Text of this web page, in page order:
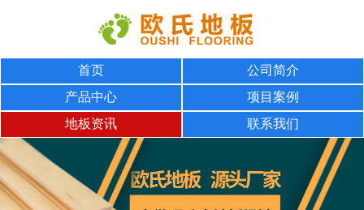
首页
公司简介
产品中心
项目案例
地板资讯
联系我们